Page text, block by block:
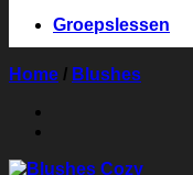
Groepslessen
Home / Blushes